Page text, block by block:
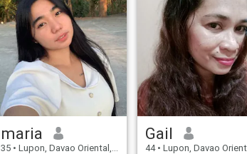
maria
35 • Lupon, Davao Oriental, Filippinene
Gail
44 • Lupon, Davao Oriental,